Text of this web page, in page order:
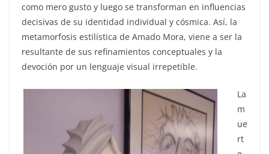
como mero gusto y luego se transforman en influencias
decisivas de su identidad individual y cósmica. Así, la
metamorfosis estilística de Amado Mora, viene a ser la
resultante de sus refinamientos conceptuales y la
devoción por un lenguaje visual irrepetible.
La
m
ue
rt